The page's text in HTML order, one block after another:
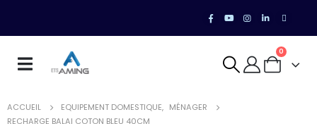
0
ACCUEIL EQUIPEMENT DOMESTIQUE, MÉNAGER
RECHARGE BALAI COTON BLEU 40CM